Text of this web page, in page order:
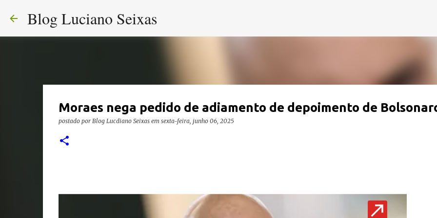
Blog Luciano Seixas
Moraes nega pedido de adiamento de depoimento de
postado por Blog Lucdiano Seixas em sexta-feira, junho 06, 2025